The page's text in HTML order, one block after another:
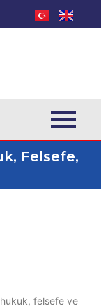
Felsefe,
felsefe ve